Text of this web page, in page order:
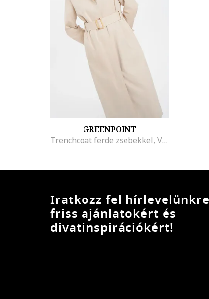
GREENPOINT
Trenchcoat ferde zsebekkel, Világosbézs
Iratkozz fel hírlevelünkre
friss ajánlatokért és
divatinspirációkért!